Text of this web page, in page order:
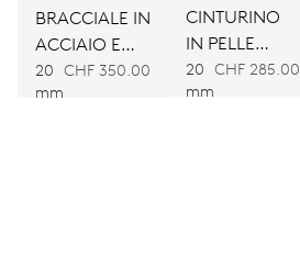
VIBRAZIONI
28’800 A/h, 4 Hz
BRACCIALE IN
ACCIAIO E
BRONZO
20
mm
CHF 350.00
CINTURINO
IN PELLE
MARRONE
20
mm
CHF 285.00